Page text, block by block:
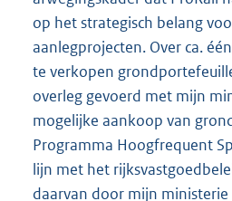
op het strategisch belang
aanlegprojecten. Over ca.
te verkopen
overleg gevoerd met mijn
mogelijke aankoop van
Programma Hoogfrequent
lijn met het
daarvan door mijn